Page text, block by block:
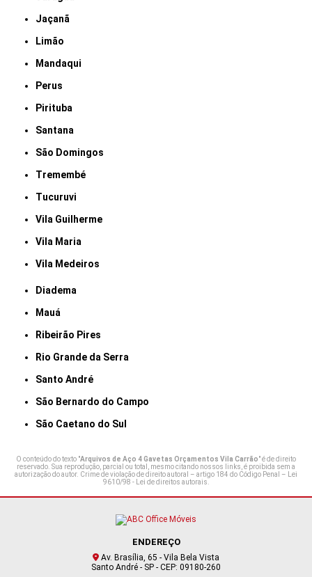
Jaçanã
Limão
Mandaqui
Perus
Pirituba
Santana
São Domingos
Tremembé
Tucuruvi
Vila Guilherme
Vila Maria
Vila Medeiros
Diadema
Mauá
Ribeirão Pires
Rio Grande da Serra
Santo André
São Bernardo do Campo
São Caetano do Sul
O conteúdo do texto "Arquivos de Aço 4 Gavetas Orçamentos Vila Carrão" é de direito
reservado. Sua reprodução, parcial ou total, mesmo citando nossos links, é proibida sem a
autorização do autor. Crime de violação de direito autoral – artigo 184 do Código Penal – Lei
9610/98 - Lei de direitos autorais.
ENDEREÇO
Av. Brasília, 65 - Vila Bela Vista
Santo André - SP - CEP: 09180-260